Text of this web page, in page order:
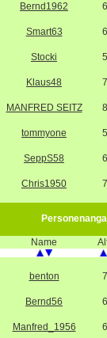
Bernd1962
Smart63
Stocki
Klaus48
MANFRED SEITZ
tommyone
SeppS58
Chris1950
Name
benton
Bernd56
Manfred_1956